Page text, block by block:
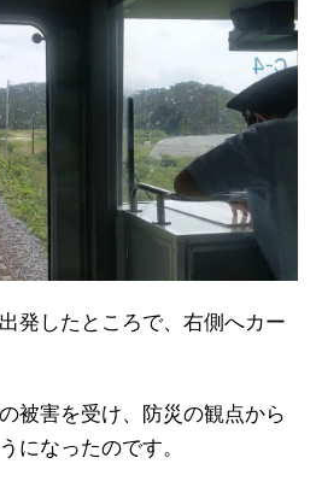
発したところで、右側へカー
被害を受け、防災の観点から
になったのです。